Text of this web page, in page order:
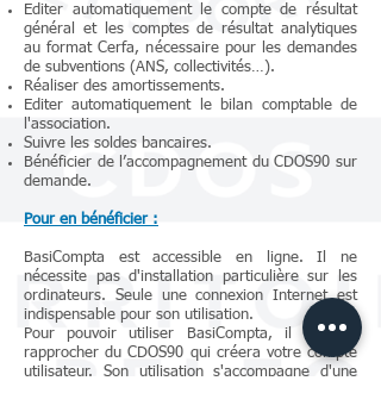
Editer automatiquement le compte de résultat
général et les comptes de résultat analytiques
au format Cerfa, nécessaire pour les demandes
de subventions (ANS, collectivités…).
Réaliser des amortissements.
Editer automatiquement le bilan comptable de
l'association.
Suivre les soldes bancaires.
Bénéficier de l’accompagnement du CDOS90 sur
demande.
Pour en bénéficier :
BasiCompta est accessible en ligne. Il ne
nécessite pas d'installation particulière sur les
ordinateurs. Seule une connexion Internet est
indispensable pour son utilisation.
Pour pouvoir utiliser BasiCompta, il faut se
rapprocher du CDOS90 qui créera votre compte
utilisateur. Son utilisation s'accompagne d'une